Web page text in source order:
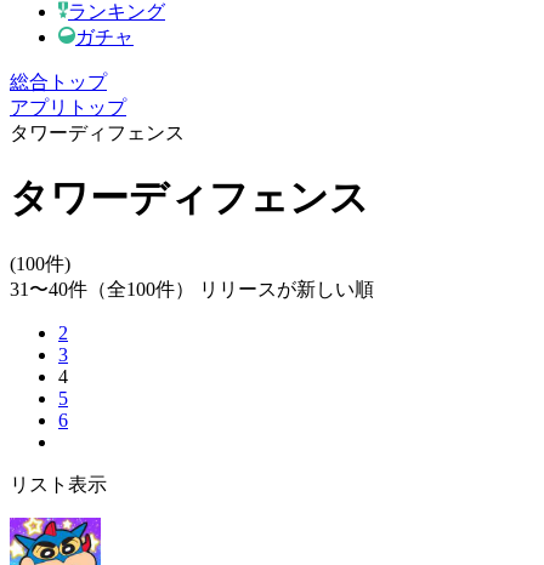
ランキング
ガチャ
総合トップ
アプリトップ
タワーディフェンス
タワーディフェンス
(100件)
31〜40件 （全100件） リリースが新しい順
2
3
4
5
6
リスト表示